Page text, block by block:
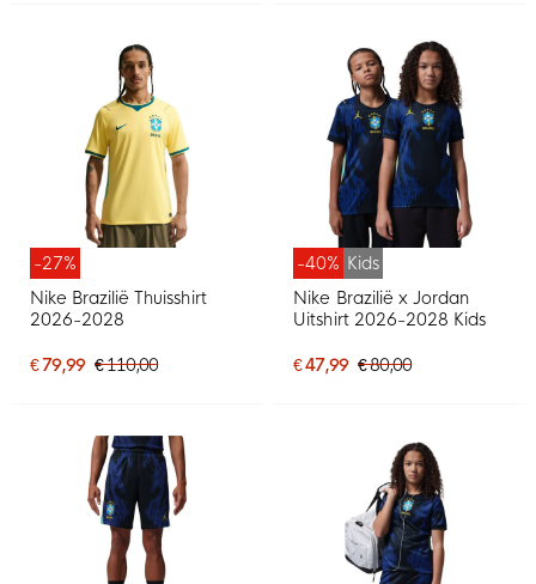
-27%
Nike Brazilië Thuisshirt
2026-2028
€ 79,99 € 110,00
-40% Kids
Nike Brazilië x Jordan
Uitshirt 2026-2028 Kids
€ 47,99 € 80,00